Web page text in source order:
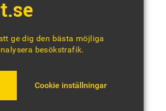
ge dig den bästa möjliga
besökstrafik.
Cookie inställningar